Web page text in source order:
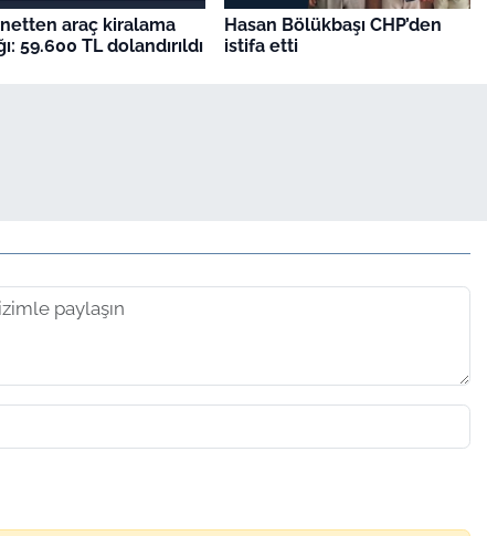
araç kiralama
59.600 TL dolandırıldı
Hasan Bölükbaşı CHP’den
istifa etti